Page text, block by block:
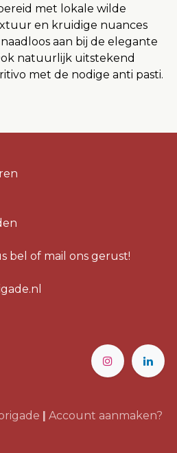
met lokale wilde
en kruidige nuances
aan bij de elegante
natuurlijk uitstekend
met de nodige anti pasti.
bel of mail ons gerust!
| Account aanmaken?